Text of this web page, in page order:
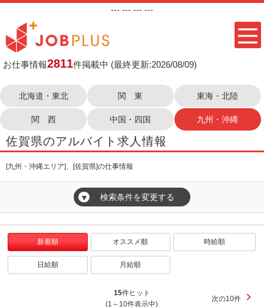
--- --- --- ---
お仕事情報2811件掲載中 (最終更新:2026/08/09)
北海道・東北 関 東 東海・北陸
関 西 中国・四国 九州・沖縄
佐賀県のアルバイト求人情報
[九州・沖縄エリア]、[佐賀県]の仕事情報
▼ 検索条件を変更する
新着順 オススメ順 時給順
日給順 月給順
15件ヒット
(1～10件表示中)
次の10件